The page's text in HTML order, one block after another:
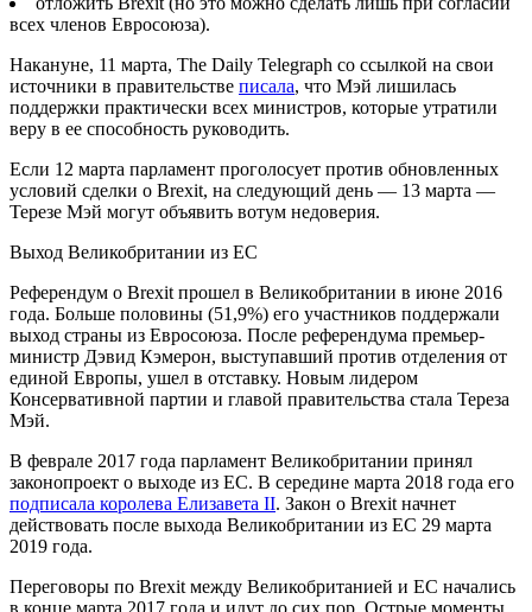
всех членов Евросоюза).
Накануне, 11 марта, The Daily Telegraph со ссылкой на свои
источники в правительстве писала, что Мэй лишилась
поддержки практически всех министров, которые утратили
веру в ее способность руководить.
Если 12 марта парламент проголосует против обновленных
условий сделки о Brexit, на следующий день — 13 марта —
Терезе Мэй могут объявить вотум недоверия.
Выход Великобритании из ЕС
Референдум о Brexit прошел в Великобритании в июне 2016
года. Больше половины (51,9%) его участников поддержали
выход страны из Евросоюза. После референдума премьер-
министр Дэвид Кэмерон, выступавший против отделения от
единой Европы, ушел в отставку. Новым лидером
Консервативной партии и главой правительства стала Тереза
Мэй.
В феврале 2017 года парламент Великобритании принял
законопроект о выходе из ЕС. В середине марта 2018 года его
подписала королева Елизавета II. Закон о Brexit начнет
действовать после выхода Великобритании из ЕС 29 марта
2019 года.
Переговоры по Brexit между Великобританией и ЕС начались
в конце марта 2017 года и идут до сих пор. Острые моменты